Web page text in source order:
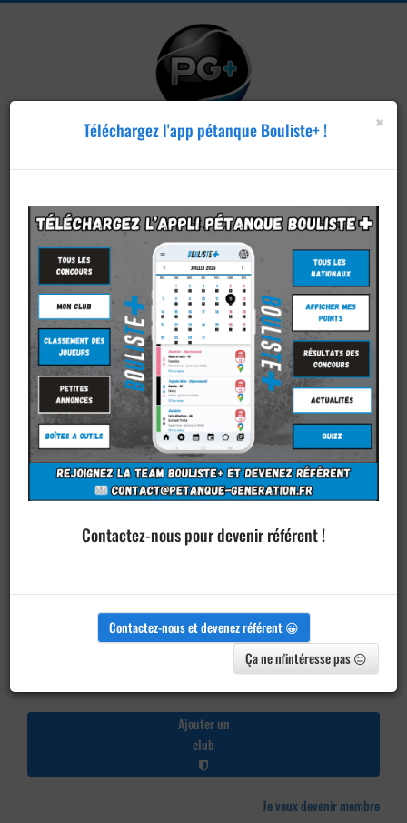
Publier un
concours
Ajouter un
club
Je veux devenir membre
×
Téléchargez l'app pétanque Bouliste+ !
Contactez-nous pour devenir référent !
Contactez-nous et devenez référent 😀
Ça ne m'intéresse pas 😐